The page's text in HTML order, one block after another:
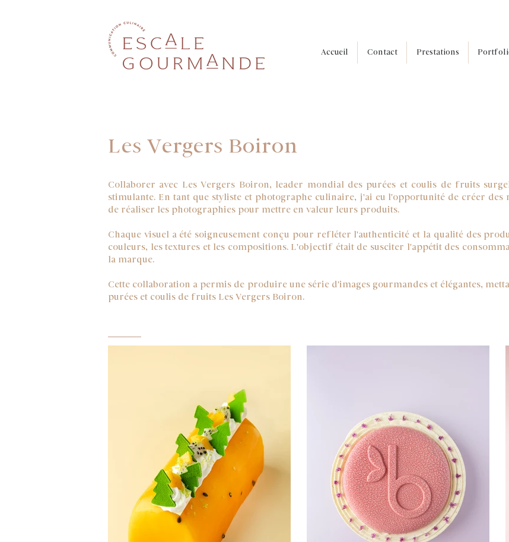
Accueil Contact Prestations
Les Vergers Boiron
Collaborer avec Les Vergers Boiron, leader mondial des purées et coulis de fruits
stimulante. En tant que styliste et photographe culinaire, j'ai eu l'opportunité de créer des
de réaliser les photographies pour mettre en valeur leurs produits.
Chaque visuel a été soigneusement conçu pour refléter l'authenticité et la qualité des
couleurs, les textures et les compositions. L'objectif était de susciter l'appétit des
la marque.
Cette collaboration a permis de produire une série d'images gourmandes et élégantes,
purées et coulis de fruits Les Vergers Boiron.